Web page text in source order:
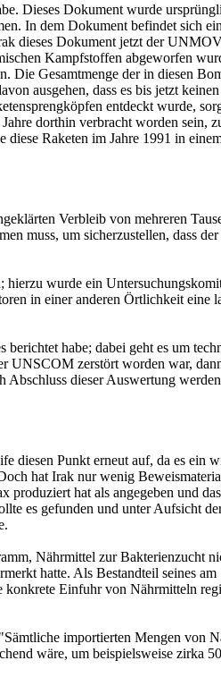
Dieses Dokument wurde
In dem Dokument befindet sich
dieses Dokument jetzt der
Kampfstoffen abgeworfen
Gesamtmenge der in diesen
ausgehen, dass es bis jetzt
entdeckt wurde,
dorthin verbracht worden sein,
Raketen im Jahre 1991 in
Verbleib von mehreren
muss, um sicherzustellen, dass
wurde ein
in einer anderen Örtlichkeit eine
habe; dabei geht es um
UNSCOM zerstört worden war,
dieser Auswertung
diesen Punkt erneut auf, da es ein
hat Irak nur wenig
hat als angegeben und
es gefunden und unter Aufsicht
Nährmittel zur Bakterienzucht
hatte. Als Bestandteil seines
Einfuhr von Nährmitteln
importierten Mengen von
wäre, um beispielsweise zirka